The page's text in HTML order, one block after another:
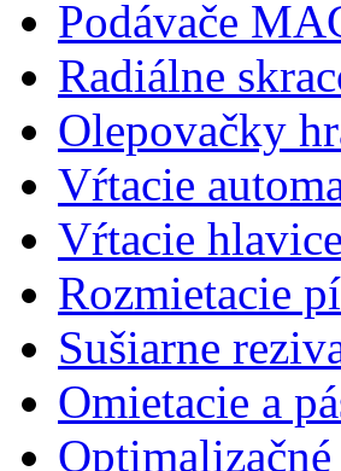
Podávače
Radiálne
Olepovačky
Vŕtacie
Vŕtacie
Rozmietacie
Sušiarne
Omietacie a